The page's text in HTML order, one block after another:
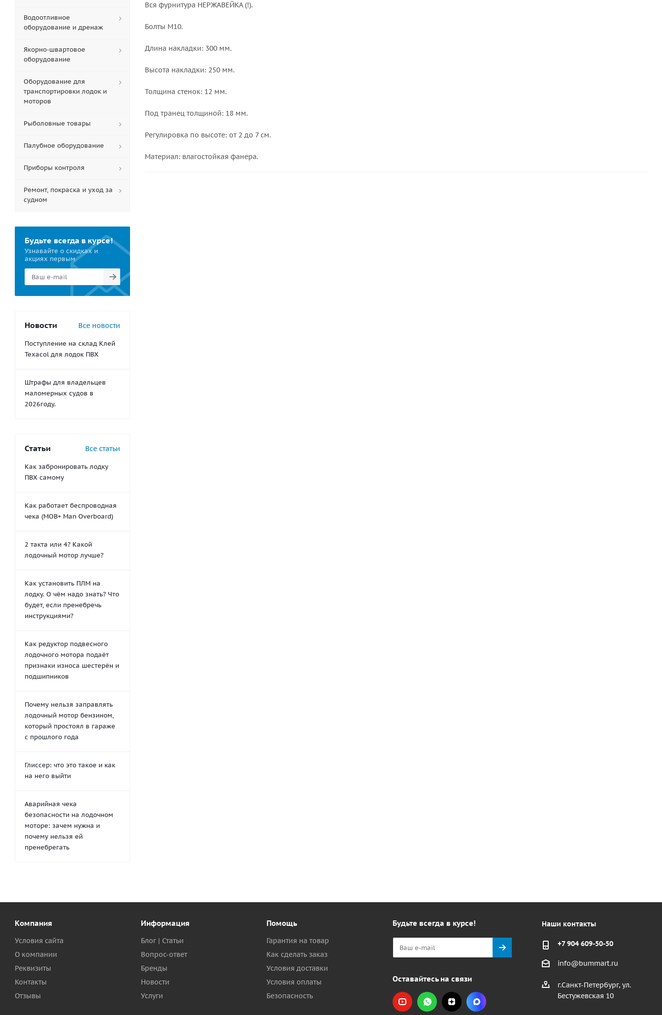
Вся фурнитура НЕРЖАВЕЙКА (!).
Болты М10.
Длина накладки: 300 мм.
Высота накладки: 250 мм.
Толщина стенок: 12 мм.
Под транец толщиной: 18 мм.
Регулировка по высоте: от 2 до 7 см.
Материал: влагостойкая фанера.
Водоотливное
оборудование и дренаж
Якорно-швартовое
оборудование
Оборудование для
транспортировки лодок и
моторов
Рыболовные товары
Палубное оборудование
Приборы контроля
Ремонт, покраска и уход за
судном
Будьте всегда в курсе!
Узнавайте о скидках и
акциях первым
Новости Все новости
Поступление на склад Клей
Texacol для лодок ПВХ
Штрафы для владельцев
маломерных судов в
2026году.
Статьи Все статьи
Как забронировать лодку
ПВХ самому
Как работает беспроводная
чека (MOB+ Man Overboard)
2 такта или 4? Какой
лодочный мотор лучше?
Как установить ПЛМ на
лодку. О чём надо знать? Что
будет, если пренебречь
инструкциями?
Как редуктор подвесного
лодочного мотора подаёт
признаки износа шестерён и
подшипников
Почему нельзя заправлять
лодочный мотор бензином,
который простоял в гараже
с прошлого года
Глиссер: что это такое и как
на него выйти
Аварийная чека
безопасности на лодочном
моторе: зачем нужна и
почему нельзя ей
пренебрегать
Компания
Условия сайта
О компании
Реквизиты
Контакты
Отзывы
Информация
Блог | Статьи
Вопрос-ответ
Бренды
Новости
Услуги
Помощь
Гарантия на товар
Как сделать заказ
Условия доставки
Условия оплаты
Безопасность
Будьте всегда в курсе!
Оставайтесь на связи
Наши контакты
+7 904 609-50-50
info@bummart.ru
г.Санкт-Петербург, ул.
Бестужевская 10